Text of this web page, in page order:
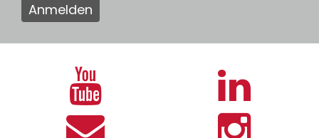
Anmelden